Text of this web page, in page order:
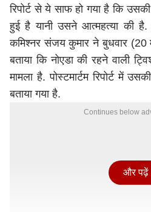
रिपोर्ट से ये साफ हो गया है कि
हुई है यानी उसने आत्महत्या की
कमिश्नर संजय कुमार ने बुधवार (20
बताया कि नोएडा की रहने वाली
मामला है. पोस्टमार्टम रिपोर्ट में
बताया गया है.
Continues below
और पढ़ें